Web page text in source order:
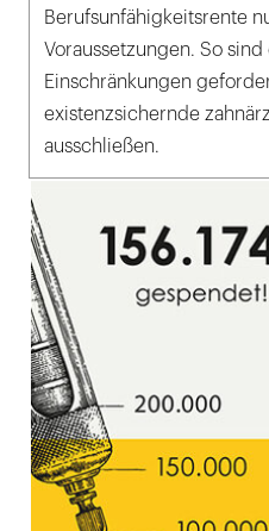
Berufsunfähigkeitsrente
Voraussetzungen. So
Einschränkungen
existenzsichernde
ausschließen.